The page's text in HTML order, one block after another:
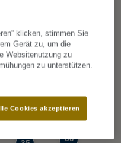
60
klicken, stimmen Sie
Gerät zu, um die
Websitenutzung zu
zu unterstützen.
Cookies akzeptieren